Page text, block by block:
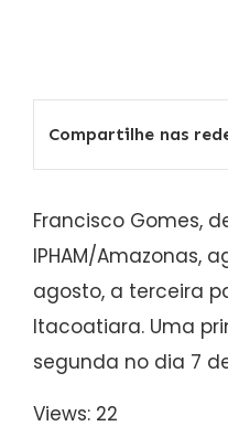
Compartilhe nas
Francisco Gomes,
IPHAM/Amazonas,
agosto, a terceira
Itacoatiara. Uma
segunda no dia 7
Views: 22